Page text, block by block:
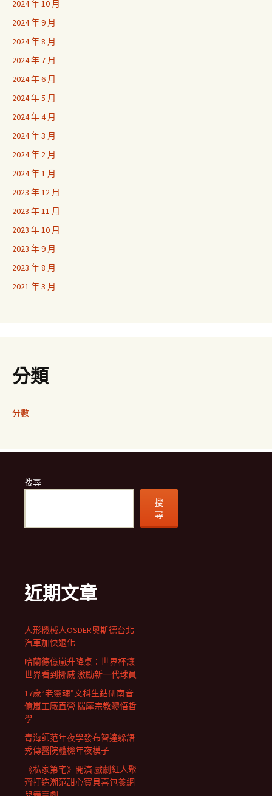
2024 年 10 月
2024 年 9 月
2024 年 8 月
2024 年 7 月
2024 年 6 月
2024 年 5 月
2024 年 4 月
2024 年 3 月
2024 年 2 月
2024 年 1 月
2023 年 12 月
2023 年 11 月
2023 年 10 月
2023 年 9 月
2023 年 8 月
2021 年 3 月
分類
分數
搜尋
搜
尋
近期文章
人形機械人OSDER奧斯德台北
汽車加快退化
哈蘭德億嵐升降桌：世界杯讓
世界看到挪威 激勵新一代球員
17歲“老靈魂”文科生鉆研南音
億嵐工廠直營 揣摩宗教體悟哲
學
青海師范年夜學發布智達躲語
秀傳醫院體檢年夜模子
《私家第宅》開演 戲劇紅人聚
齊打造潮范甜心寶貝喜包養網